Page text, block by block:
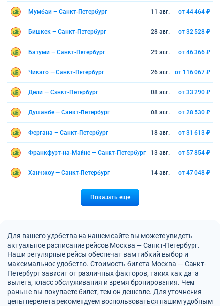
Мумбаи — Санкт-Петербург 11 авг. от 44 464 ₽
Бишкек — Санкт-Петербург 28 авг. от 32 528 ₽
Батуми — Санкт-Петербург 29 авг. от 46 366 ₽
Чикаго — Санкт-Петербург 26 авг. от 116 067 ₽
Дели — Санкт-Петербург 08 авг. от 33 290 ₽
Душанбе — Санкт-Петербург 08 авг. от 28 530 ₽
Фергана — Санкт-Петербург 18 авг. от 31 613 ₽
Франкфурт-на-Майне — Санкт-Петербург 13 авг. от 57 854 ₽
Ханчжоу — Санкт-Петербург 14 авг. от 47 048 ₽
Показать ещё
Для вашего удобства на нашем сайте вы можете увидеть
актуальное расписание рейсов Москва — Санкт-Петербург.
Наши регулярные рейсы обеспечат вам гибкий выбор и
максимальное удобство. Стоимость билета Москва — Санкт-
Петербург зависит от различных факторов, таких как дата
вылета, класс обслуживания и время бронирования. Чем
раньше вы покупаете билет, тем он дешевле. Для уточнения
цены перелета рекомендуем воспользоваться нашим удобным